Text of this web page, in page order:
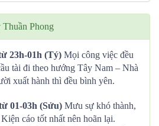
Phong
23h-01h (Tý) Mọi công việc đều
tài đi theo hướng Tây Nam – Nhà
xuất hành thì đều bình yên.
01-03h (Sửu) Mưu sự khó thành,
cáo tốt nhất nên hoãn lại.